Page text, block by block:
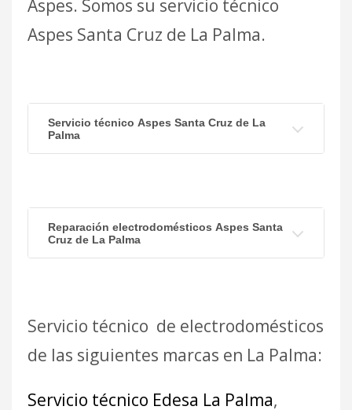
Aspes. Somos su servicio técnico
Aspes Santa Cruz de La Palma.
Servicio técnico Aspes Santa Cruz de La
Palma
Reparación electrodomésticos Aspes Santa
Cruz de La Palma
Servicio técnico de electrodomésticos
de las siguientes marcas en La Palma:
Servicio técnico Edesa La Palma,